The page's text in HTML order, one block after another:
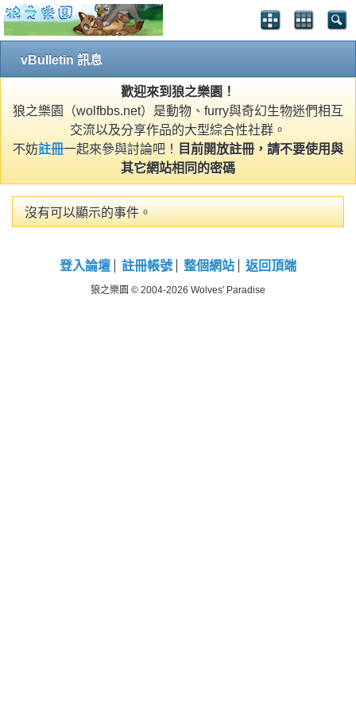
vBulletin 訊息
歡迎來到狼之樂園！
狼之樂園（wolfbbs.net）是動物、furry與奇幻生物迷們相互
交流以及分享作品的大型綜合性社群。
不妨註冊一起來參與討論吧！
目前開放註冊，請不要使用與
其它網站相同的密碼
沒有可以顯示的事件。
登入論壇 註冊帳號 整個網站 返回頂端
狼之樂園 © 2004-2026 Wolves' Paradise